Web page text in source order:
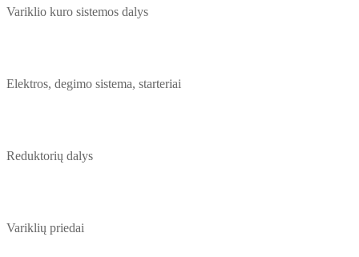
Variklio kuro sistemos dalys
Elektros, degimo sistema, starteriai
Reduktorių dalys
Variklių priedai